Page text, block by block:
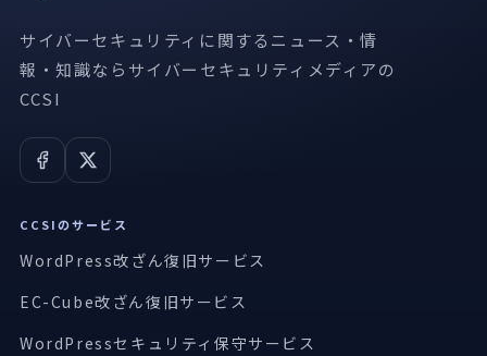
サイバーセキュリティに関するニュース・情
報・知識ならサイバーセキュリティメディアの
CCSI
CCSIのサービス
WordPress改ざん復旧サービス
EC-Cube改ざん復旧サービス
WordPressセキュリティ保守サービス